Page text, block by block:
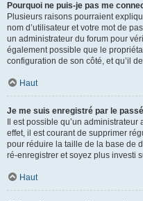
Pourquoi ne puis-je pas me
Plusieurs raisons pourraient
nom d’utilisateur et votre mot de
un administrateur du forum pour
également possible que le
configuration de son côté, et qu’il
Haut
Je me suis enregistré par le
Il est possible qu’un
effet, il est courant de supprimer
pour réduire la taille de la base de
ré-enregistrer et soyez plus investi
Haut